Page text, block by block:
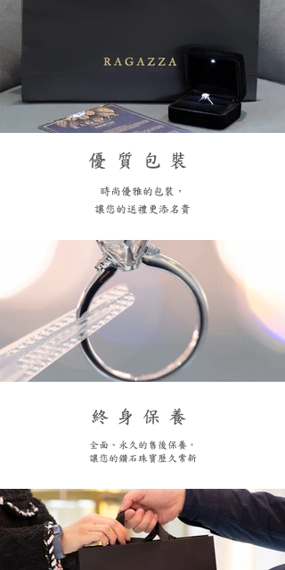
優質包裝
​時尚優雅的包裝，
讓您的送禮更添名貴
終身保養
全面、永久的售後保養，
讓您的鑽石珠寶歷久常新